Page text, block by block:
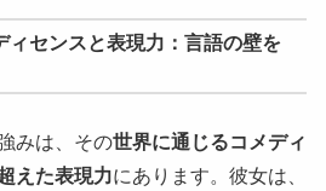
ィセンスと表現力：言語の壁を
みは、その世界に通じるコメディ
えた表現力にあります。彼女は、